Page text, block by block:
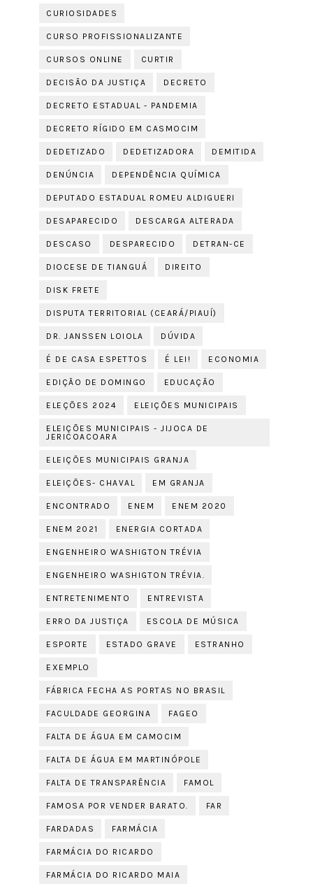
CURIOSIDADES
CURSO PROFISSIONALIZANTE
CURSOS ONLINE CURTIR
DECISÃO DA JUSTIÇA DECRETO
DECRETO ESTADUAL - PANDEMIA
DECRETO RÍGIDO EM CASMOCIM
DEDETIZADO DEDETIZADORA DEMITIDA
DENÚNCIA DEPENDÊNCIA QUÍMICA
DEPUTADO ESTADUAL ROMEU ALDIGUERI
DESAPARECIDO DESCARGA ALTERADA
DESCASO DESPARECIDO DETRAN-CE
DIOCESE DE TIANGUÁ DIREITO
DISK FRETE
DISPUTA TERRITORIAL (CEARÁ/PIAUÍ)
DR. JANSSEN LOIOLA DÚVIDA
É DE CASA ESPETTOS É LEI! ECONOMIA
EDIÇÃO DE DOMINGO EDUCAÇÃO
ELEÇÕES 2024 ELEIÇÕES MUNICIPAIS
ELEIÇÕES MUNICIPAIS - JIJOCA DE
JERICOACOARA
ELEIÇÕES MUNICIPAIS GRANJA
ELEIÇÕES- CHAVAL EM GRANJA
ENCONTRADO ENEM ENEM 2020
ENEM 2021 ENERGIA CORTADA
ENGENHEIRO WASHIGTON TRÉVIA
ENGENHEIRO WASHIGTON TRÉVIA.
ENTRETENIMENTO ENTREVISTA
ERRO DA JUSTIÇA ESCOLA DE MÚSICA
ESPORTE ESTADO GRAVE ESTRANHO
EXEMPLO
FÁBRICA FECHA AS PORTAS NO BRASIL
FACULDADE GEORGINA FAGEO
FALTA DE ÁGUA EM CAMOCIM
FALTA DE ÁGUA EM MARTINÓPOLE
FALTA DE TRANSPARÊNCIA FAMOL
FAMOSA POR VENDER BARATO. FAR
FARDADAS FARMÁCIA
FARMÁCIA DO RICARDO
FARMÁCIA DO RICARDO MAIA